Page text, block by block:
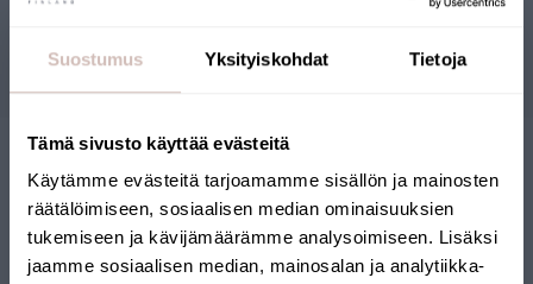
Suostumus Yksityiskohdat Tietoja
Tämä sivusto käyttää evästeitä
Käytämme evästeitä tarjoamamme sisällön ja mainosten
räätälöimiseen, sosiaalisen median ominaisuuksien
tukemiseen ja kävijämäärämme analysoimiseen. Lisäksi
jaamme sosiaalisen median, mainosalan ja analytiikka-
Questions